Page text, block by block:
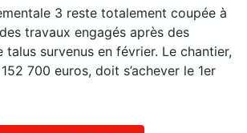
3 reste totalement coupée à
travaux engagés après des
talus survenus en février. Le chantier,
700 euros, doit s’achever le 1er